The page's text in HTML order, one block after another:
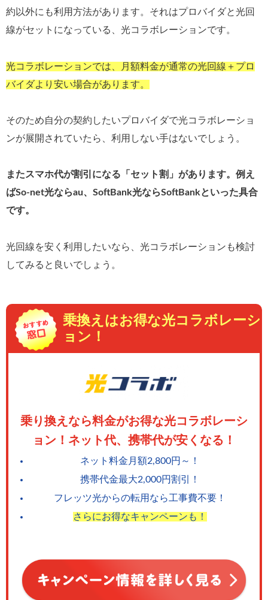
約以外にも利用方法があります。それはプロバイダと光回
線がセットになっている、光コラボレーションです。
光コラボレーションでは、月額料金が通常の光回線＋プロ
バイダより安い場合があります。
そのため自分の契約したいプロバイダで光コラボレーショ
ンが展開されていたら、利用しない手はないでしょう。
またスマホ代が割引になる「セット割」があります。例え
ばSo-net光ならau、SoftBank光ならSoftBankといった具合
です。
光回線を安く利用したいなら、光コラボレーションも検討
してみると良いでしょう。
乗換えはお得な光コラボレーシ
ョン！
乗り換えなら料金がお得な光コラボレーシ
ョン！ネット代、携帯代が安くなる！
ネット料金月額2,800円～！
携帯代金最大2,000円割引！
フレッツ光からの転用なら工事費不要！
さらにお得なキャンペーンも！